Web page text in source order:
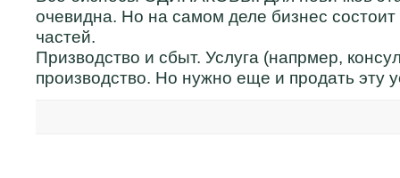
очевидна. Но на самом деле бизнес
частей.
Призводство и сбыт. Услуга (напрмер,
производство. Но нужно еще и продать эту